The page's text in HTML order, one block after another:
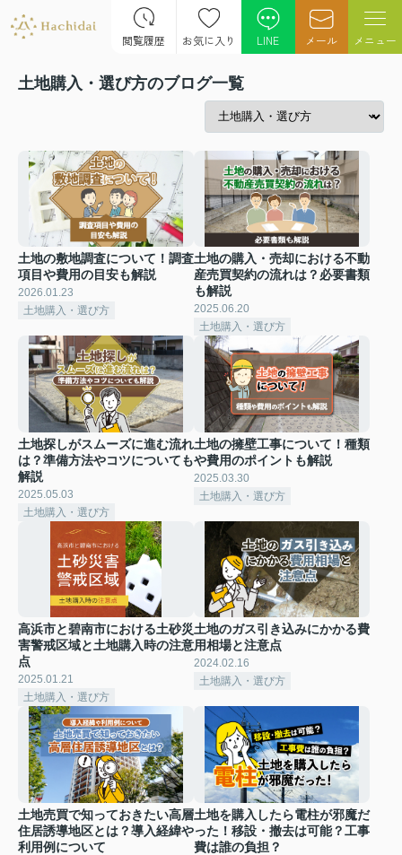
閲覧履歴 お気に入り LINE メール メニュー
土地購入・選び方のブログ一覧
土地の敷地調査について！調査
項目や費用の目安も解説
2026.01.23
土地購入・選び方
土地の購入・売却における不動
産売買契約の流れは？必要書類
も解説
2025.06.20
土地購入・選び方
土地探しがスムーズに進む流れ
は？準備方法やコツについても
解説
2025.05.03
土地購入・選び方
土地の擁壁工事について！種類
や費用のポイントも解説
2025.03.30
土地購入・選び方
高浜市と碧南市における土砂災
害警戒区域と土地購入時の注意
点
2025.01.21
土地購入・選び方
土地のガス引き込みにかかる費
用相場と注意点
2024.02.16
土地購入・選び方
土地売買で知っておきたい高層
住居誘導地区とは？導入経緯や
利用例について
土地を購入したら電柱が邪魔だ
った！移設・撤去は可能？工事
費は誰の負担？